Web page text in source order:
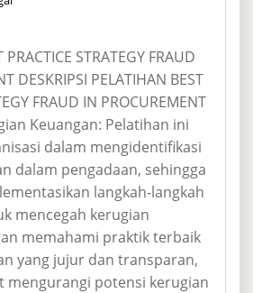
STRATEGY FRAUD
DESKRIPSI PELATIHAN BEST
FRAUD IN PROCUREMENT
Keuangan: Pelatihan ini
dalam mengidentifikasi
dalam pengadaan, sehingga
langkah-langkah
mencegah kerugian
memahami praktik terbaik
yang jujur dan transparan,
mengurangi potensi kerugian